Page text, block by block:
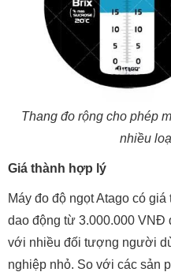
Thang đo rộng cho phép
nhiều
Giá thành hợp lý
Máy đo độ ngọt Atago có
dao động từ 3.000.000
với nhiều đối tượng người
nghiệp nhỏ. So với các sản